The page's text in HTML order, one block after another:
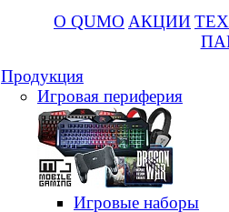
О QUMO АКЦИИ
Продукция
Игровая периферия
Игровые наборы